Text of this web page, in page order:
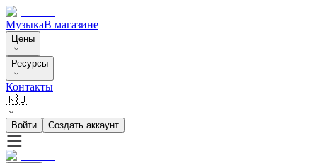
МузыкаВ магазине
Цены
Ресурсы
Контакты
🇷🇺
Войти Создать аккаунт